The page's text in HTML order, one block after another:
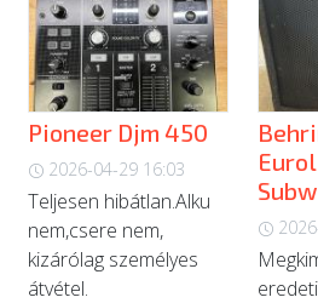
Pioneer Djm 450
2026-04-29 16:03
Teljesen hibátlan.Alku
nem,csere nem,
kizárólag személyes
átvétel.